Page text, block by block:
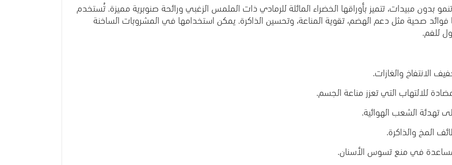
بدون مبيدات، تتميز بأوراقها الخضراء المائلة للرمادي ذات الملمس الزغبي ورائحة صنوبرية مميزة. تُستخدم
صحية مثل دعم الهضم، تقوية المناعة، وتحسين الذاكرة. يمكن استخدامها في المشروبات الساخنة
للفم.
الانتفاخ والغازات.
للالتهاب التي تعزز مناعة الجسم.
تهدئة الشعب الهوائية.
المخ والذاكرة.
في منع تسوس الأسنان.